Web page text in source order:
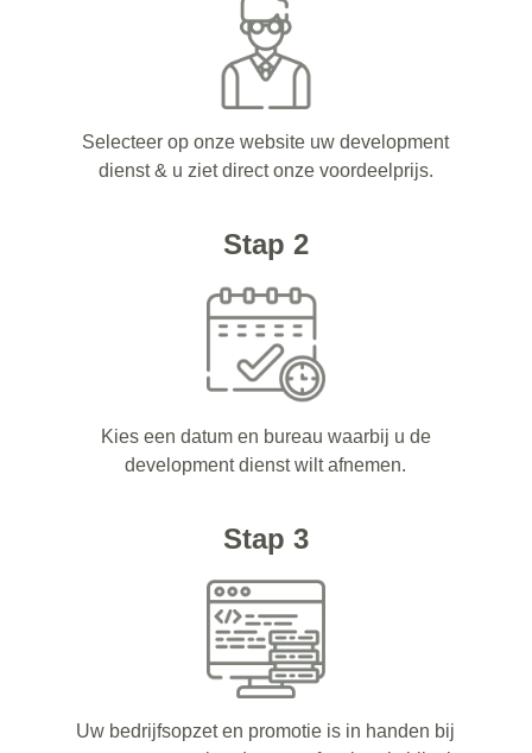
Selecteer op onze website uw development
dienst & u ziet direct onze voordeelprijs.
Stap 2
Kies een datum en bureau waarbij u de
development dienst wilt afnemen.
Stap 3
Uw bedrijfsopzet en promotie is in handen bij